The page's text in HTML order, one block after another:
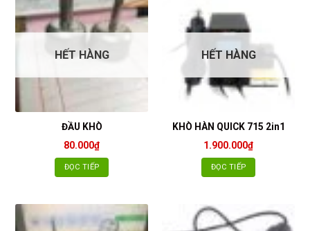
HẾT HÀNG
ĐẦU KHÒ
80.000₫
ĐỌC TIẾP
HẾT HÀNG
KHÒ HÀN QUICK 715 2in1
1.900.000₫
ĐỌC TIẾP